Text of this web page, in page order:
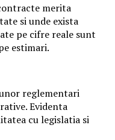
merita
si unde exista
pe cifre reale sunt
estimari.
reglementari
Evidenta
cu legislatia si